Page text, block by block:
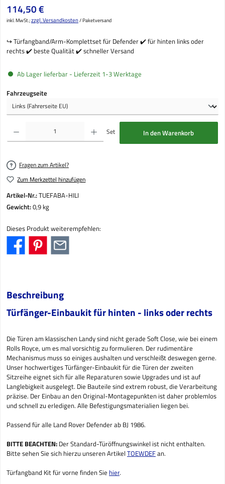
Regulärer Preis:
114,50 €
inkl. MwSt.;zzgl. Versandkosten/ Paketversand
↪️ Türfangband/Arm-Komplettset für Defender ✔️ für hinten links oder
rechts ✔️ beste Qualität ✔️ schneller Versand
Ab Lager lieferbar - Lieferzeit 1-3 Werktage
Fahrzeugseite
Produkt Anzahl: Gib den gewünschten Wert ein oder benutze die Schaltflächen um die
Set In den Warenkorb
Fragen zum Artikel?
Zum Merkzettel hinzufügen
Artikel-Nr.:TUEFABA-HILI
Gewicht:0,9 kg
Dieses Produkt weiterempfehlen:
Beschreibung
Türfänger-Einbaukit für hinten - links oder rechts
Die Türen am klassischen Landy sind nicht gerade Soft Close, wie bei einem
Rolls Royce, um es mal vorsichtig zu formulieren. Der rudimentäre
Mechanismus muss so einiges aushalten und verschleißt deswegen gerne.
Unser hochwertiges Türfänger-Einbaukit für die Türen der zweiten
Sitzreihe eignet sich für alle Reparaturen sowie Upgrades und ist auf
Langlebigkeit ausgelegt. Die Bauteile sind extrem robust, die Verarbeitung
präzise. Der Einbau an den Original-Montagepunkten ist daher problemlos
und schnell zu erledigen. Alle Befestigungsmaterialien liegen bei.
Passend für alle Land Rover Defender ab BJ 1986.
BITTE BEACHTEN: Der Standard-Türöffnungswinkel ist nicht enthalten.
Bitte sehen Sie sich hierzu unseren Artikel TOEWDEFan.
Türfangband Kit für vorne finden Sie hier.